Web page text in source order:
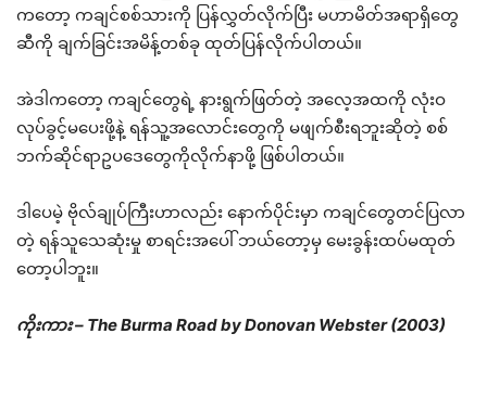
ကတော့ ကချင်စစ်သားကို ပြန်လွှတ်လိုက်ပြီး မဟာမိတ်အရာရှိတွေ
ဆီကို ချက်ခြင်းအမိန့်တစ်ခု ထုတ်ပြန်လိုက်ပါတယ်။
အဲဒါကတော့ ကချင်တွေရဲ့ နားရွက်ဖြတ်တဲ့ အလေ့အထကို လုံးဝ
လုပ်ခွင့်မပေးဖို့နဲ့ ရန်သူ့အလောင်းတွေကို မဖျက်စီးရဘူးဆိုတဲ့ စစ်
ဘက်ဆိုင်ရာဥပဒေတွေကိုလိုက်နာဖို့ ဖြစ်ပါတယ်။
ဒါပေမဲ့ ဗိုလ်ချုပ်ကြီးဟာလည်း နောက်ပိုင်းမှာ ကချင်တွေတင်ပြလာ
တဲ့ ရန်သူသေဆုံးမှု စာရင်းအပေါ် ဘယ်တော့မှ မေးခွန်းထပ်မထုတ်
တော့ပါဘူး။
ကိုးကား – The Burma Road by Donovan Webster (2003)